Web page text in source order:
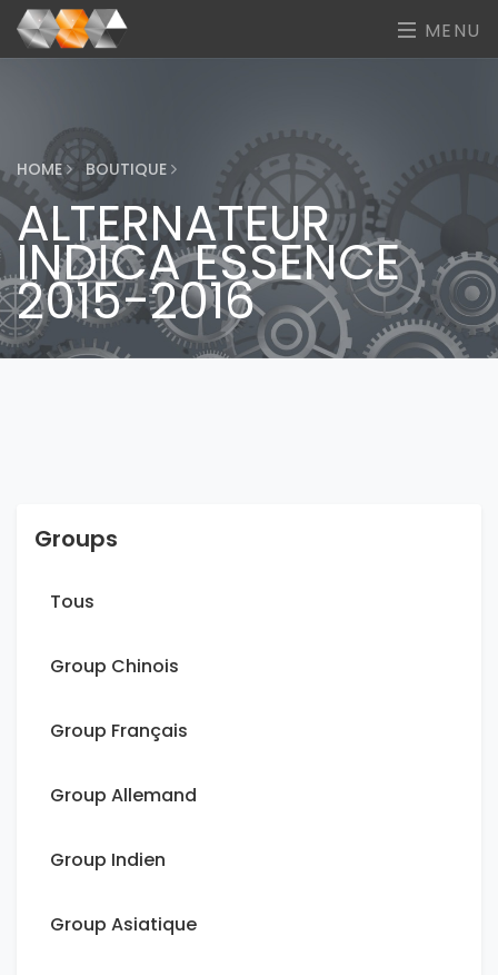
MENU
HOME BOUTIQUE
ALTERNATEUR
INDICA ESSENCE
2015-2016
Groups
Tous
Group Chinois
Group Français
Group Allemand
Group Indien
Group Asiatique